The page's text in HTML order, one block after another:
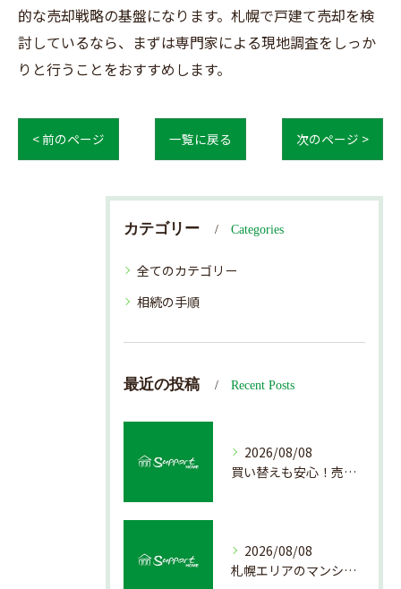
的な売却戦略の基盤になります。札幌で戸建て売却を検
討しているなら、まずは専門家による現地調査をしっか
りと行うことをおすすめします。
< 前のページ 一覧に戻る 次のページ >
カテゴリー Categories
全てのカテゴリー
相続の手順
最近の投稿 Recent Posts
2026/08/08
買い替えも安心！売却プロセスの簡略化方法
2026/08/08
札幌エリアのマンション売却で失敗しない査定の秘訣